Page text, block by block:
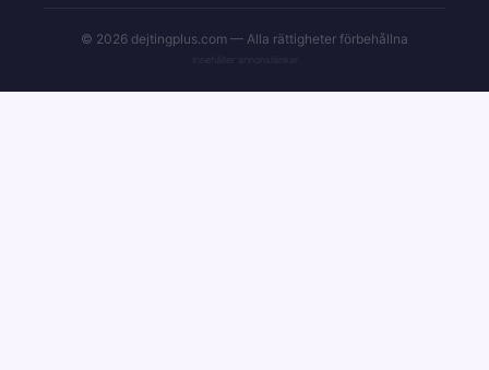
© 2026 dejtingplus.com — Alla rättigheter förbehållna